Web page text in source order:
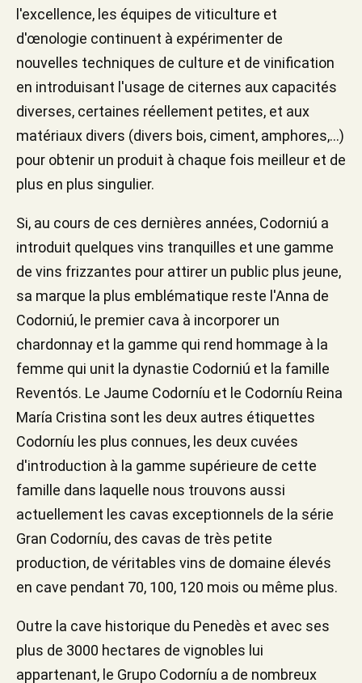
l'excellence, les équipes de viticulture et
d'œnologie continuent à expérimenter de
nouvelles techniques de culture et de vinification
en introduisant l'usage de citernes aux capacités
diverses, certaines réellement petites, et aux
matériaux divers (divers bois, ciment, amphores,...)
pour obtenir un produit à chaque fois meilleur et de
plus en plus singulier.
Si, au cours de ces dernières années, Codorniú a
introduit quelques vins tranquilles et une gamme
de vins frizzantes pour attirer un public plus jeune,
sa marque la plus emblématique reste l'Anna de
Codorniú, le premier cava à incorporer un
chardonnay et la gamme qui rend hommage à la
femme qui unit la dynastie Codorniú et la famille
Reventós. Le Jaume Codorníu et le Codorníu Reina
María Cristina sont les deux autres étiquettes
Codorníu les plus connues, les deux cuvées
d'introduction à la gamme supérieure de cette
famille dans laquelle nous trouvons aussi
actuellement les cavas exceptionnels de la série
Gran Codorníu, des cavas de très petite
production, de véritables vins de domaine élevés
en cave pendant 70, 100, 120 mois ou même plus.
Outre la cave historique du Penedès et avec ses
plus de 3000 hectares de vignobles lui
appartenant, le Grupo Codorníu a de nombreux